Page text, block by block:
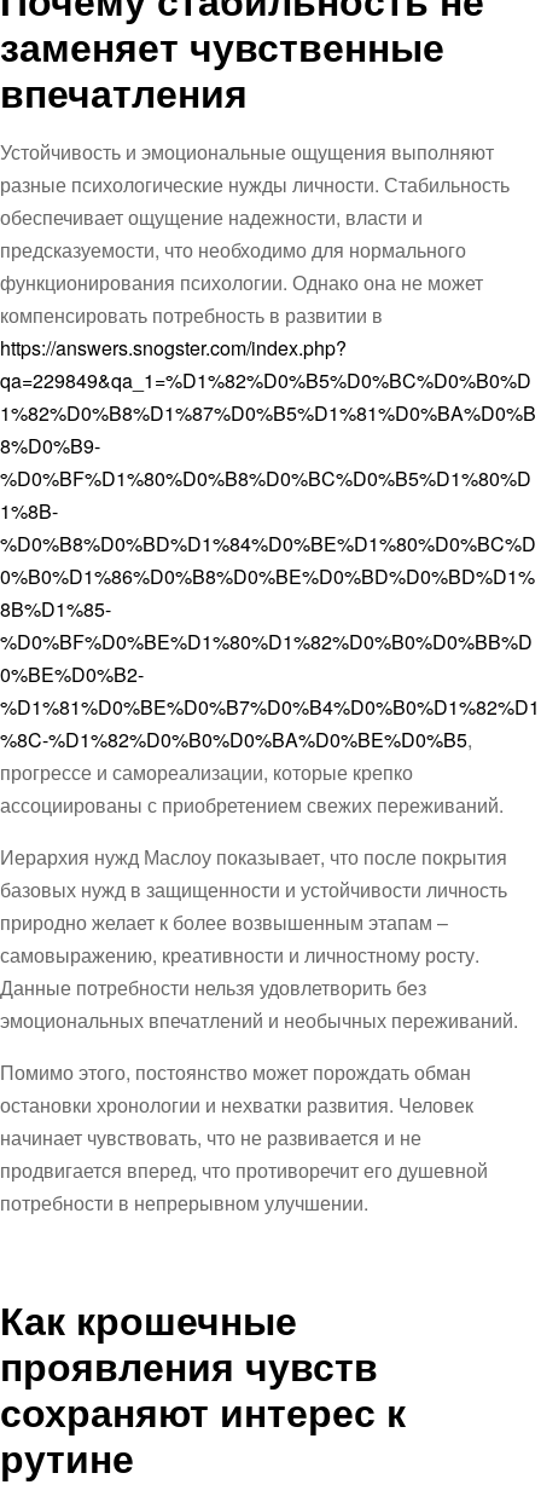
заменяет чувственные
впечатления
Устойчивость и эмоциональные ощущения выполняют
разные психологические нужды личности. Стабильность
обеспечивает ощущение надежности, власти и
предсказуемости, что необходимо для нормального
функционирования психологии. Однако она не может
компенсировать потребность в развитии в
https://answers.snogster.com/index.php?
qa=229849&qa_1=%D1%82%D0%B5%D0%BC%D0%B0%D
1%82%D0%B8%D1%87%D0%B5%D1%81%D0%BA%D0%B
8%D0%B9-
%D0%BF%D1%80%D0%B8%D0%BC%D0%B5%D1%80%D
1%8B-
%D0%B8%D0%BD%D1%84%D0%BE%D1%80%D0%BC%D
0%B0%D1%86%D0%B8%D0%BE%D0%BD%D0%BD%D1%
8B%D1%85-
%D0%BF%D0%BE%D1%80%D1%82%D0%B0%D0%BB%D
0%BE%D0%B2-
%D1%81%D0%BE%D0%B7%D0%B4%D0%B0%D1%82%D1
%8C-%D1%82%D0%B0%D0%BA%D0%BE%D0%B5,
прогрессе и самореализации, которые крепко
ассоциированы с приобретением свежих переживаний.
Иерархия нужд Маслоу показывает, что после покрытия
базовых нужд в защищенности и устойчивости личность
природно желает к более возвышенным этапам –
самовыражению, креативности и личностному росту.
Данные потребности нельзя удовлетворить без
эмоциональных впечатлений и необычных переживаний.
Помимо этого, постоянство может порождать обман
остановки хронологии и нехватки развития. Человек
начинает чувствовать, что не развивается и не
продвигается вперед, что противоречит его душевной
потребности в непрерывном улучшении.
Как крошечные
проявления чувств
сохраняют интерес к
рутине